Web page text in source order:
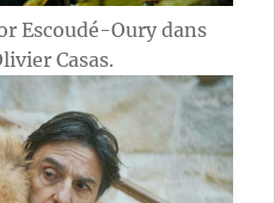
Escoudé-Oury dans
Casas.